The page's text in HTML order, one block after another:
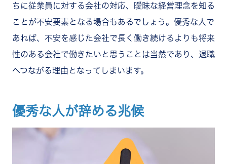
ちに従業員に対する会社の対応、曖昧な経営理念を知る
ことが不安要素となる場合もあるでしょう。優秀な人で
あれば、不安を感じた会社で長く働き続けるよりも将来
性のある会社で働きたいと思うことは当然であり、退職
へつながる理由となってしまいます。
優秀な人が辞める兆候